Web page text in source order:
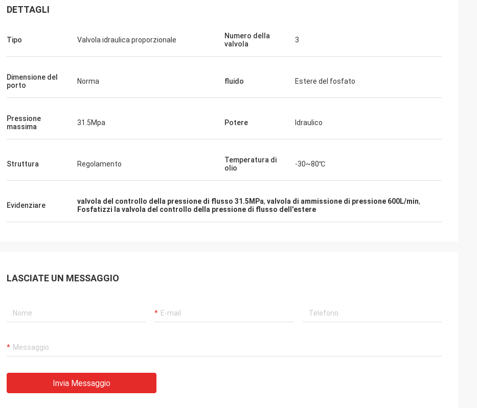
simpatica e molto piacevole!
tempo e continueremo la nostra
cooperazione. Partner di qualità!
DETTAGLI
Tipo Valvola idraulica proporzionale
Numero della
valvola
3
Dimensione del
porto
Norma fluido Estere del fosfato
Pressione
massima
31.5Mpa Potere Idraulico
Struttura Regolamento
Temperatura di
olio
-30~80℃
Evidenziare valvola del controllo della pressione di flusso 31.5MPa, valvola di ammissione di pressione 600L/min,
Fosfatizzi la valvola del controllo della pressione di flusso dell'estere
LASCIATE UN MESSAGGIO
Invia Messaggio